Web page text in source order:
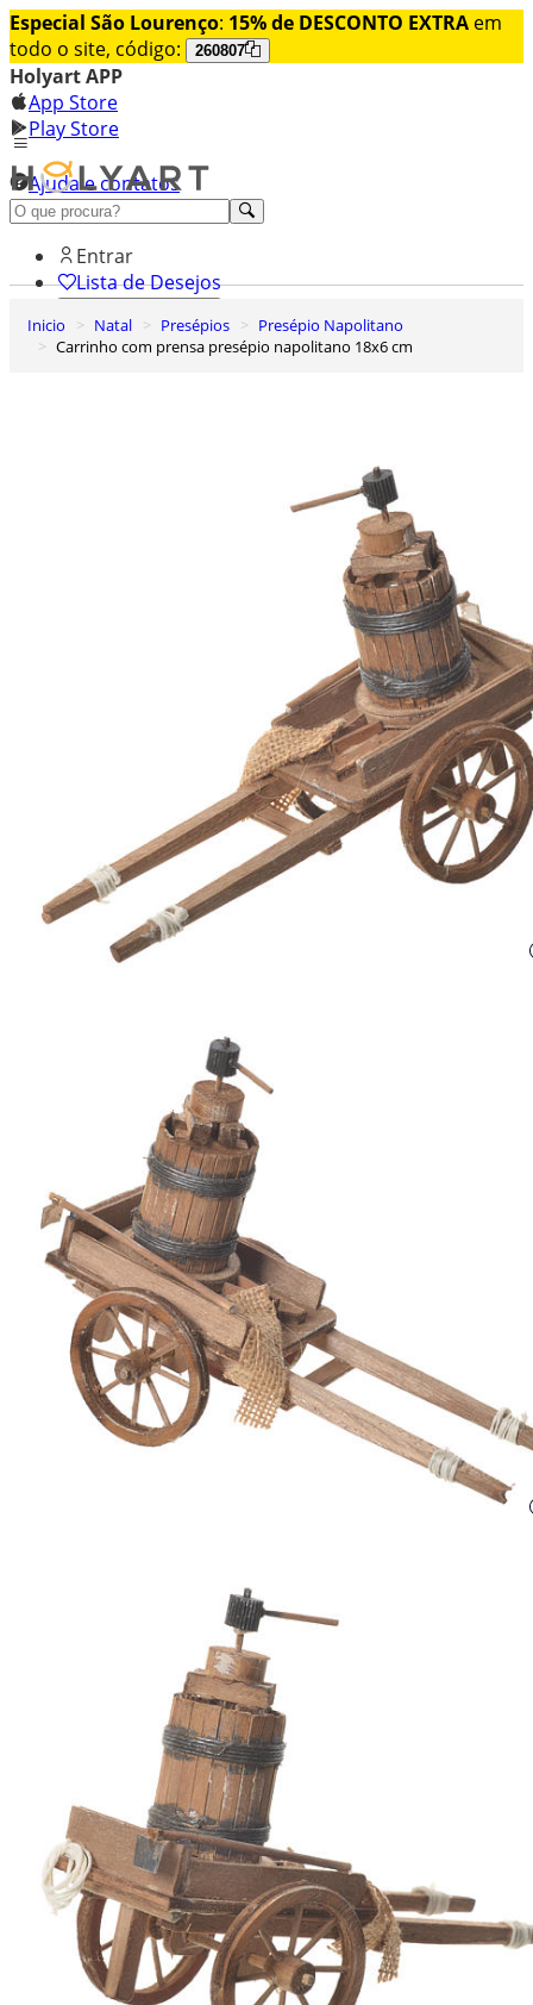
Especial São Lourenço: 15% de DESCONTO EXTRA em
todo o site, código:
260807
Holyart APP
App Store
Play Store
Ajuda e contatos
Conheça premium
Entrar
Lista de Desejos
Carrinho de Compras
Inicio Natal Presépios
Presépio Napolitano
Carrinho com prensa presépio napolitano 18x6 cm